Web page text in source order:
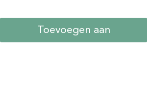
Toevoegen aan